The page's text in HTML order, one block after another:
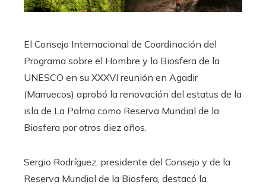
El Consejo Internacional de Coordinación del
Programa sobre el Hombre y la Biosfera de la
UNESCO en su XXXVI reunión en Agadir
(Marruecos) aprobó la renovación del estatus de la
isla de La Palma como Reserva Mundial de la
Biosfera por otros diez años.
Sergio Rodríguez, presidente del Consejo y de la
Reserva Mundial de la Biosfera, destacó la